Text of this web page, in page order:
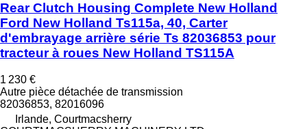
Rear Clutch Housing Complete New Holland
Ford New Holland Ts115a, 40, Carter
d'embrayage arrière série Ts 82036853 pour
tracteur à roues New Holland TS115A
1 230 €
Autre pièce détachée de transmission
82036853, 82016096
Irlande, Courtmacsherry